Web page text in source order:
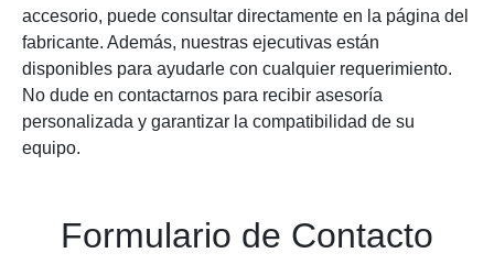
accesorio, puede consultar directamente en la página del
fabricante. Además, nuestras ejecutivas están
disponibles para ayudarle con cualquier requerimiento.
No dude en contactarnos para recibir asesoría
personalizada y garantizar la compatibilidad de su
equipo.
Formulario de Contacto